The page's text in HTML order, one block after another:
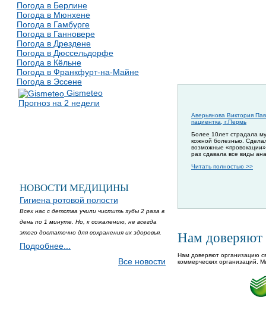
Погода в Берлине
Погода в Мюнхене
Погода в Гамбурге
Погода в Ганновере
Погода в Дрездене
Погода в Дюссельдорфе
Погода в Кёльне
Погода в Франкфурт-на-Майне
Погода в Эссене
Gismeteo
Прогноз на 2 недели
НОВОСТИ МЕДИЦИНЫ
Гигиена ротовой полости
Всех нас с детства учили чистить зубы 2 раза в
день по 1 минуте. Но, к сожалению, не всегда
этого достаточно для сохранения их здоровья.
Подробнее...
Все новости
Аверьянова Виктория
пациентка, г.Пермь
Более 10лет страдала
кожной болезнью.
возможные
раз сдавала все виды
Читать полностью >>
Нам доверяют
Нам доверяют организацию
коммерческих организаций.